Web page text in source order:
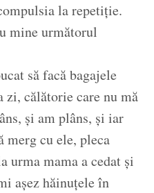
la repetiție.
mine următorul
să facă bagajele
zi, călătorie care nu mă
și am plâns, și iar
merg cu ele, pleca
urma mama a cedat și
așez hăinuțele în